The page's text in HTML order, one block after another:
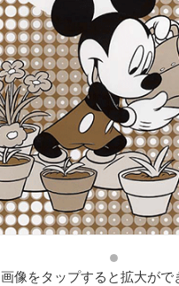
画像をタップすると拡大がで